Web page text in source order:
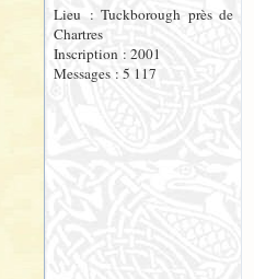
Lieu : Tuckborough près de
Chartres
Inscription : 2001
Messages : 5 117